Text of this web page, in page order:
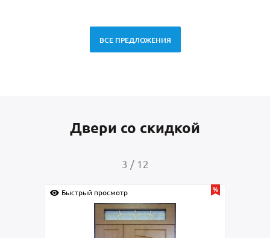
ВСЕ ПРЕДЛОЖЕНИЯ
Двери со скидкой
4 / 12